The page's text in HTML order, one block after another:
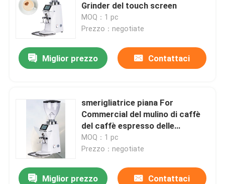
Prodotti
Mostra VR
Circa noi
Grinder del touch screen
MOQ：1 pc
Prezzo：negotiate
Miglior prezzo Contattaci
smerigliatrice piana For
Commercial del mulino di caffè
del caffè espresso delle
sbavature di 64mm
MOQ：1 pc
Prezzo：negotiate
Miglior prezzo Contattaci